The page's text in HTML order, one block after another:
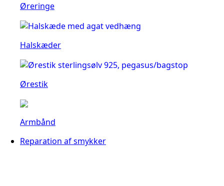
Øreringe
Halskæder
Ørestik
Armbånd
Reparation af smykker